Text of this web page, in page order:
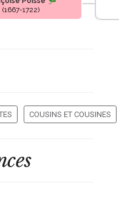
(1667-1722)
COUSINS ET COUSINES